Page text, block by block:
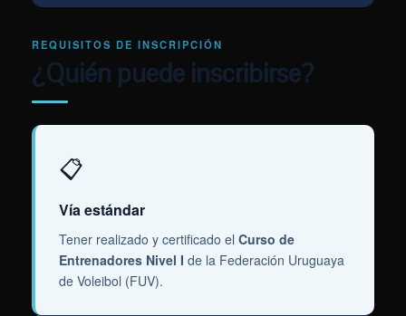
REQUISITOS DE INSCRIPCIÓN
¿Quién puede inscribirse?
📋
Vía estándar
Tener realizado y certificado el Curso de
Entrenadores Nivel I de la Federación Uruguaya
de Voleibol (FUV).